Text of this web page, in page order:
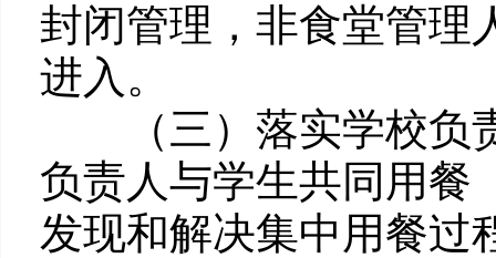
封闭管理，非食堂管理
进入。
（三）落实学校负责
负责人与学生共同用餐
发现和解决集中用餐过